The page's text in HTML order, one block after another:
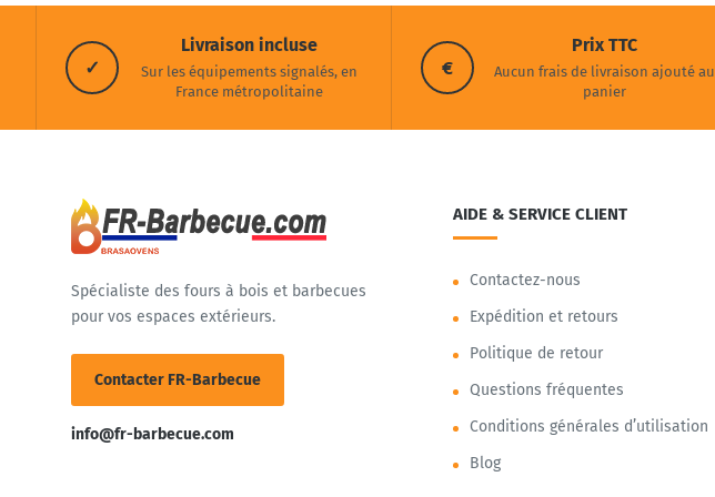
✓
Livraison incluse
Sur les équipements signalés, en
France métropolitaine
€
Prix TTC
Aucun frais de livraison ajouté au
panier
Spécialiste des fours à bois et barbecues
pour vos espaces extérieurs.
Contacter FR-Barbecue
info@fr-barbecue.com
AIDE & SERVICE CLIENT
Contactez-nous
Expédition et retours
Politique de retour
Questions fréquentes
Conditions générales d’utilisation
Blog